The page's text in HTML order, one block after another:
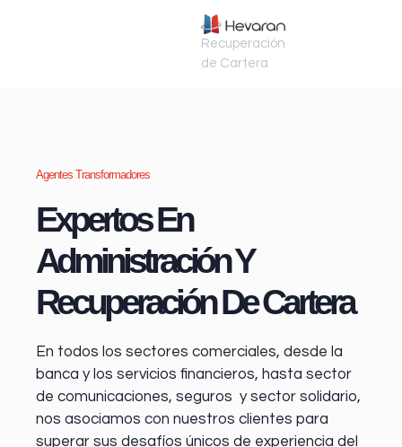
Recuperación
de Cartera
Agentes Transformadores
Expertos En
Administración Y
Recuperación De Cartera
En todos los sectores comerciales, desde la
banca y los servicios financieros, hasta sector
de comunicaciones, seguros y sector solidario,
nos asociamos con nuestros clientes para
superar sus desafíos únicos de experiencia del